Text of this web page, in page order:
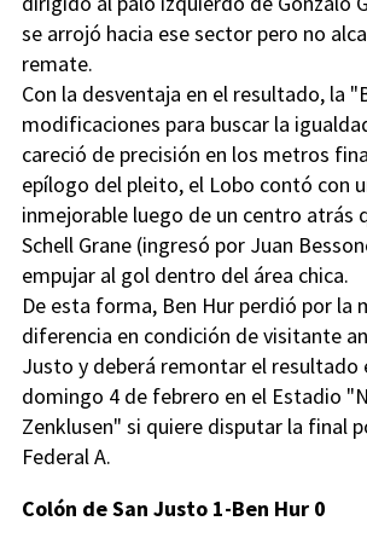
se arrojó hacia ese sector pero no
remate.
Con la desventaja en el resultado, la
modificaciones para buscar la
careció de precisión en los metros
epílogo del pleito, el Lobo contó con
inmejorable luego de un centro atrás
Schell Grane (ingresó por Juan
empujar al gol dentro del área chica.
De esta forma, Ben Hur perdió por la
diferencia en condición de visitante
Justo y deberá remontar el resultado
domingo 4 de febrero en el Estadio
Zenklusen" si quiere disputar la final
Federal A.
Colón de San Justo 1-Ben Hur 0